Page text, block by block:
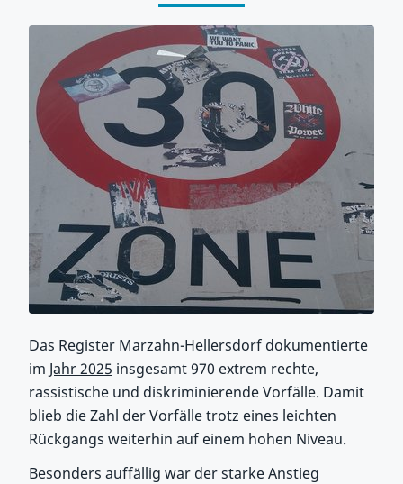
Das Register Marzahn-Hellersdorf dokumentierte
im Jahr 2025 insgesamt 970 extrem rechte,
rassistische und diskriminierende Vorfälle. Damit
blieb die Zahl der Vorfälle trotz eines leichten
Rückgangs weiterhin auf einem hohen Niveau.
Besonders auffällig war der starke Anstieg